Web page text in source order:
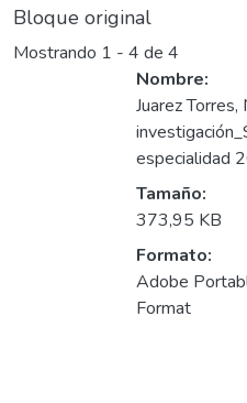
Bloque original
Mostrando 1 - 4 de 4
Nombre:
Juarez
especialidad
Tamaño:
373,95 KB
Formato:
Adobe
Format